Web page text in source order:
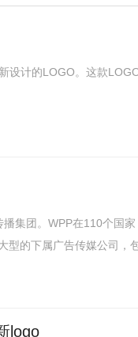
设计的LOGO。这款
集团。WPP在110个国家
型的下属广告传媒公司，
logo